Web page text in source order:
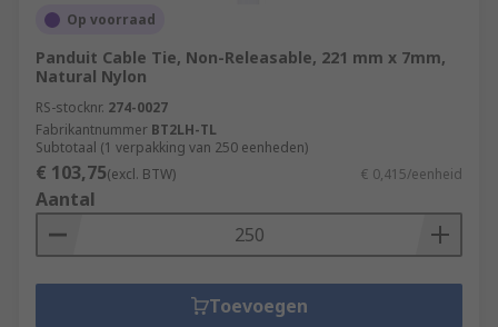
Op voorraad
Panduit Cable Tie, Non-Releasable, 221 mm x 7mm,
Natural Nylon
RS-stocknr. 274-0027
Fabrikantnummer BT2LH-TL
Subtotaal (1 verpakking van 250 eenheden)
€ 103,75(excl. BTW) € 0,415/eenheid
Aantal
Toevoegen